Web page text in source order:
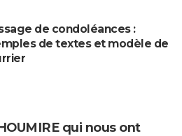
de condoléances :
de textes et modèle de
qui nous ont